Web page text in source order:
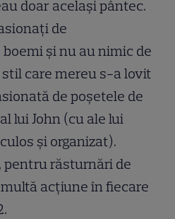
doar acelaşi pântec.
de
şi nu au nimic de
care mereu s-a lovit
de poşetele de
lui John (cu ale lui
și organizat).
pentru răsturnări de
acțiune în fiecare